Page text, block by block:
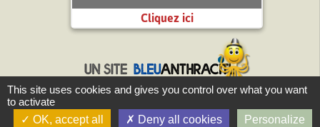
Cliquez ici
This site uses cookies and gives you control over what you want
to activate
OK, accept all
Deny all cookies Personalize